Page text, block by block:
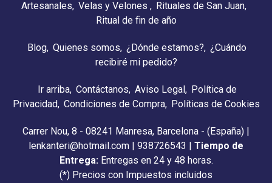
Artesanales Velas y Velones
Rituales de San Juan
Ritual de fin de año
Blog Quienes somos ¿Dónde estamos?
¿Cuándo
recibiré mi pedido?
Ir arriba Contáctanos Aviso Legal
Política de
Privacidad Condiciones de Compra Políticas de Cookies
Carrer Nou, 8 - 08241 Manresa, Barcelona - (España) |
lenkanteri@hotmail.com | 938726543 | Tiempo de
Entrega: Entregas en 24 y 48 horas.
(*) Precios con Impuestos incluidos